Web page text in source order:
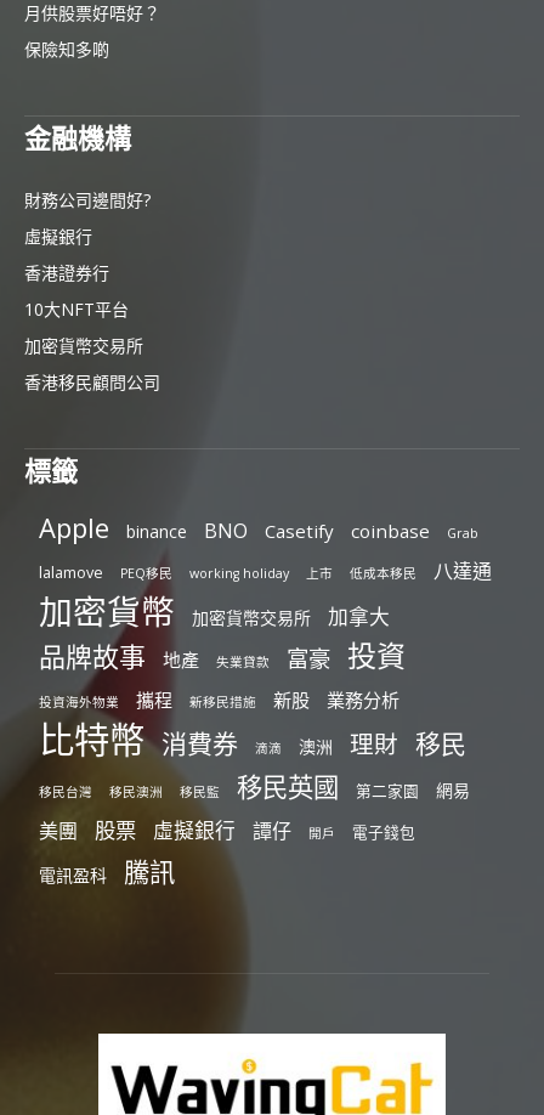
月供股票好唔好？
保險知多啲
金融機構
財務公司邊間好?
虛擬銀行
香港證券行
10大NFT平台
加密貨幣交易所
香港移民顧問公司
標籤
Apple binance BNO Casetify coinbase Grab
lalamove PEQ移民 working holiday 上市 低成本移民 八達通
加密貨幣 加密貨幣交易所 加拿大
品牌故事 地產 失業貸款 富豪 投資
投資海外物業 攜程 新移民措施 新股 業務分析
比特幣 消費券 滴滴 澳洲 理財 移民
移民台灣 移民澳洲 移民監 移民英國 第二家園 網易
美團 股票 虛擬銀行 譚仔 開戶 電子錢包
電訊盈科 騰訊